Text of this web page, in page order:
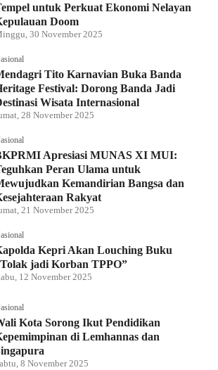
untuk Perkuat Ekonomi Nelayan
Doom
30 November 2025
Tito Karnavian Buka Banda
Festival: Dorong Banda Jadi
Wisata Internasional
28 November 2025
Apresiasi MUNAS XI MUI:
Peran Ulama untuk
Kemandirian Bangsa dan
Rakyat
21 November 2025
Kepri Akan Louching Buku
jadi Korban TPPO”
12 November 2025
Kota Sorong Ikut Pendidikan
di Lemhannas dan
8 November 2025